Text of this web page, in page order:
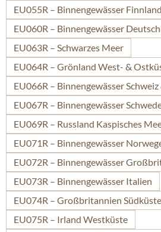
EU055R – Binnengewässer Finnland
EU060R – Binnengewässer
EU063R – Schwarzes Meer
EU064R – Grönland West- &
EU066R – Binnengewässer
EU067R – Binnengewässer
EU069R – Russland Kaspisches
EU071R – Binnengewässer
EU072R – Binnengewässer
EU073R – Binnengewässer Italien
EU074R – Großbritannien Südküste
EU075R – Irland Westküste